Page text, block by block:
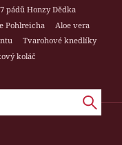
7 pádů Honzy Dědka
Pohlreicha
Aloe vera
Tvarohové knedlíky
koláč